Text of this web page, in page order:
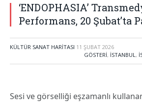
‘ENDOPHASIA’
Performans, 20 Şubat’ta
KÜLTÜR SANAT HARITASI 11 ŞUBAT 2026
GÖSTERI, İSTANBUL,
Sesi ve görselliği eşzamanlı